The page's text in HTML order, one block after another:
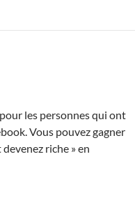
les personnes qui ont
Vous pouvez gagner
riche » en